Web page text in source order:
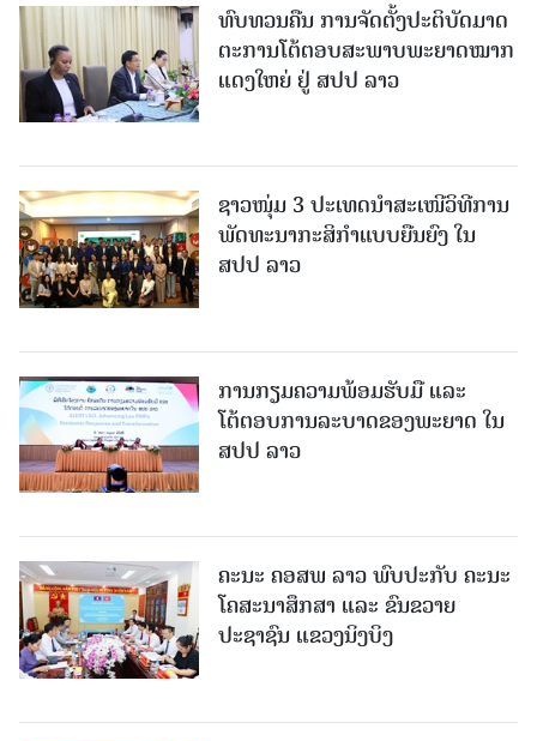
ທົບທວນຄືນ ການຈັດຕັ້ງປະຕິບັດມາດ
ຕະການໂຕ້ຕອບສະພາບພະຍາດໝາກ
ແດງໃຫຍ່ ຢູ່ ສປປ ລາວ
ຊາວໜຸ່ມ 3 ປະເທດນຳສະເໜີວິທີການ
ພັດທະນາກະສິກຳແບບຍືນຍົງ ໃນ
ສປປ ລາວ
ການກຽມຄວາມພ້ອມຮັບມື ແລະ
ໂຕ້ຕອບການລະບາດຂອງພະຍາດ ໃນ
ສປປ ລາວ
ຄະນະ ຄອສພ ລາວ ພົບປະກັບ ຄະນະ
ໂຄສະນາສຶກສາ ແລະ ຂົນຂວາຍ
ປະຊາຊົນ ແຂວງນິງບິງ